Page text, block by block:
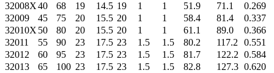
32008X40 68 19 14.5 19 1 1 51.9 71.1
0.269
32009
45 75 20 15.5 20 1 1 58.4 81.4
0.337
32010X 50 80 20 15.5 20 1 1 61.1 89.0
0.366
32011
55 90 23 17.5 23 1.5 1.5 80.2 117.2
0.551
32012
60 95 23 17.5 23 1.5 1.5 81.7 122.2 0.584
32013
65 100 23 17.5 23 1.5 1.5 82.8 127.3 0.620